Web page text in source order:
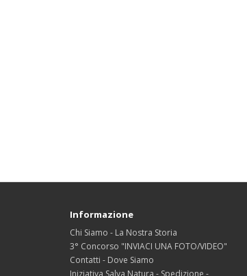
Informazione
Chi Siamo - La Nostra Storia
3° Concorso "INVIACI UNA FOTO/VIDEO"
Contatti - Dove Siamo
Iniziativa Salva Natura - Spedizione -